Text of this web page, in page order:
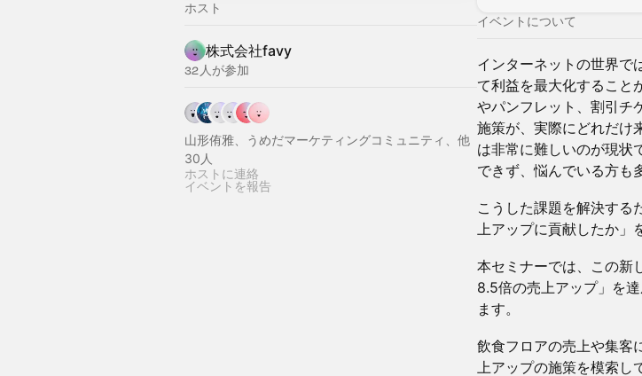
ホスト
株式会社favy
32人が参加
山形侑雅、うめだマーケティングコミュニティ、他
30人
ホストに連絡
イベントを報告
イベントについて
インターネットの世界で
て利益を最大化すること
やパンフレット、割引チ
施策が、実際にどれだけ
は非常に難しいのが現状
できず、悩んでいる方も
こうした課題を解決する
上アップに貢献したか」
本セミナーでは、この新
8.5倍の売上アップ」を
ます。
飲食フロアの売上や集客
上アップの施策を模索し